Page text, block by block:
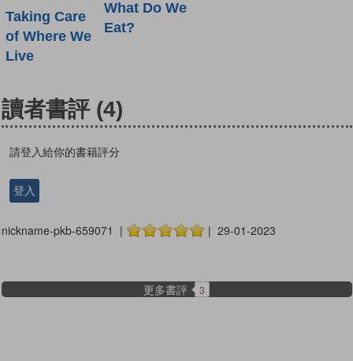
Taking Care
of Where We
Live
What Do We
Eat?
讀者書評 (4)
請登入給你的書籍評分
登入
nickname-pkb-659071 | | 29-01-2023
更多書評 3